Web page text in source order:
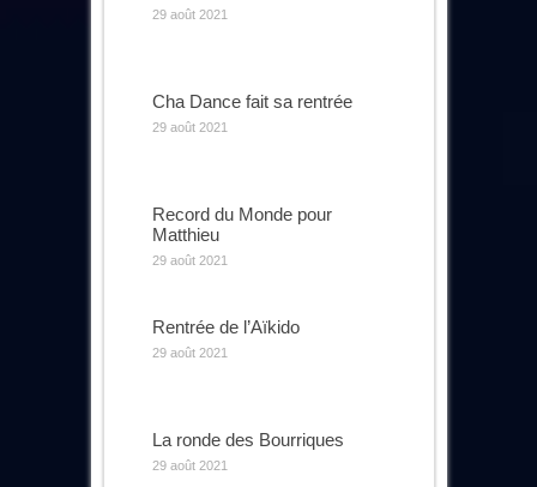
29 août 2021
Cha Dance fait sa rentrée
29 août 2021
Record du Monde pour
Matthieu
29 août 2021
Rentrée de l’Aïkido
29 août 2021
La ronde des Bourriques
29 août 2021